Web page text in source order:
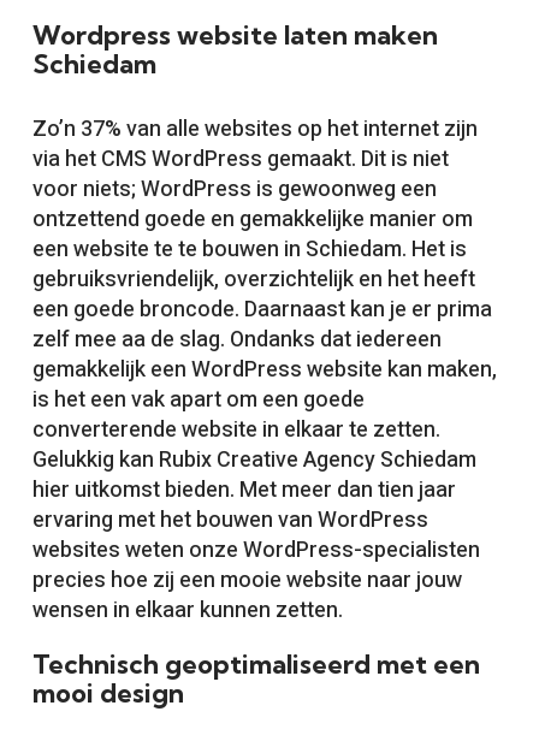
Wordpress website laten maken
Schiedam
Zo’n 37% van alle websites op het internet zijn
via het CMS WordPress gemaakt. Dit is niet
voor niets; WordPress is gewoonweg een
ontzettend goede en gemakkelijke manier om
een website te te bouwen in Schiedam. Het is
gebruiksvriendelijk, overzichtelijk en het heeft
een goede broncode. Daarnaast kan je er prima
zelf mee aa de slag. Ondanks dat iedereen
gemakkelijk een WordPress website kan maken,
is het een vak apart om een goede
converterende website in elkaar te zetten.
Gelukkig kan Rubix Creative Agency Schiedam
hier uitkomst bieden. Met meer dan tien jaar
ervaring met het bouwen van WordPress
websites weten onze WordPress-specialisten
precies hoe zij een mooie website naar jouw
wensen in elkaar kunnen zetten.
Technisch geoptimaliseerd met een
mooi design